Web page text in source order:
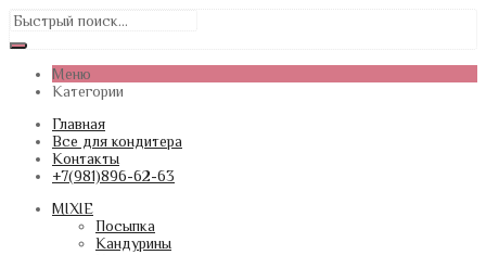
Меню
Категории
Главная
Все для кондитера
Контакты
+7(981)896-62-63
MIXIE
Посыпка
Кандурины